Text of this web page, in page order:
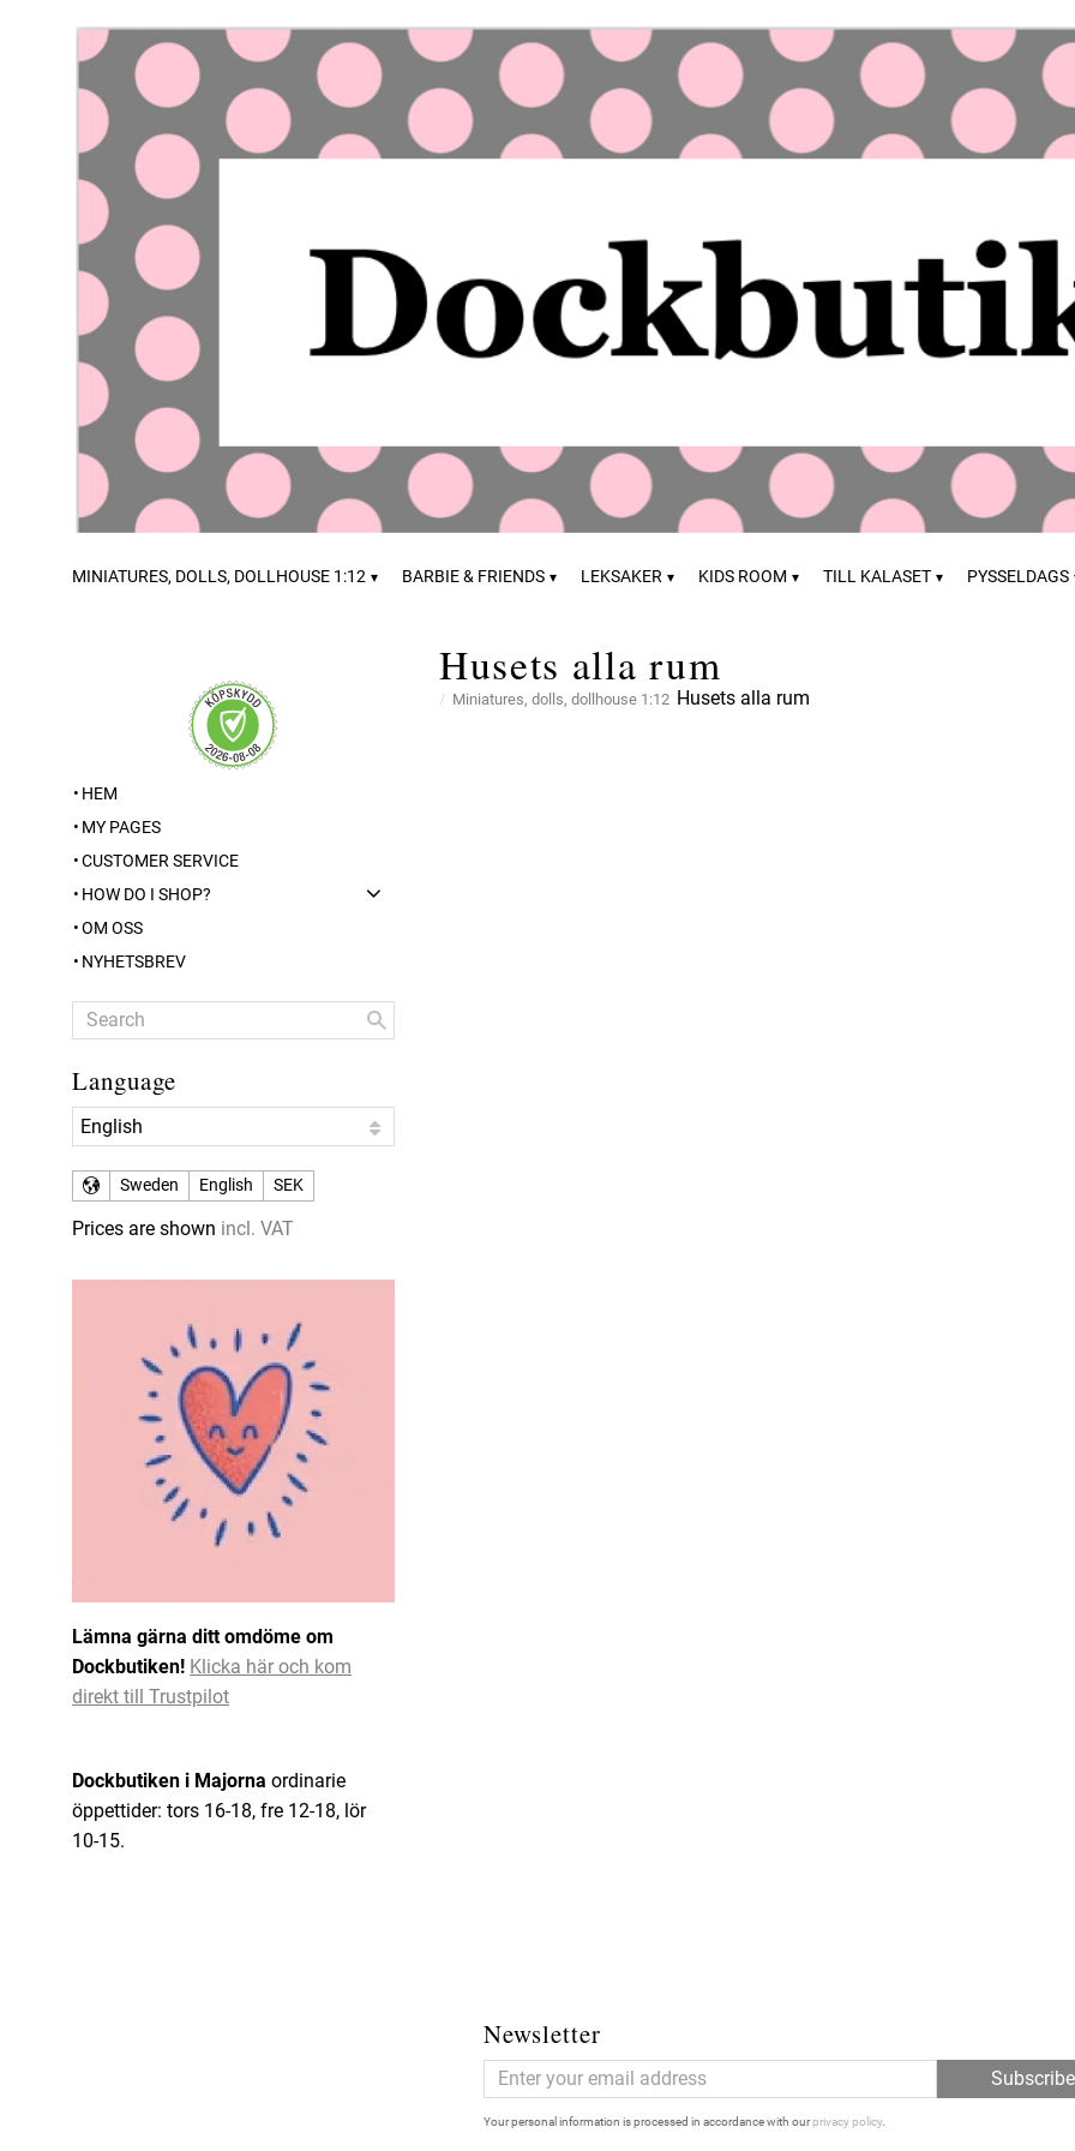
MINIATURES, DOLLS, DOLLHOUSE 1:12 BARBIE & FRIENDS LEKSAKER KIDS ROOM TILL KALASET PYSSELDAGS
Husets alla rum
Miniatures, dolls, dollhouse 1:12 Husets alla rum
HEM
MY PAGES
CUSTOMER SERVICE
HOW DO I SHOP?
OM OSS
NYHETSBREV
Language
Sweden English SEK
Prices are shown incl. VAT
Lämna gärna ditt omdöme om
Dockbutiken! Klicka här och kom
direkt till Trustpilot
Dockbutiken i Majorna ordinarie
öppettider: tors 16-18, fre 12-18, lör
10-15.
Newsletter
Subscribe
Your personal information is processed in accordance with ourprivacy policy.